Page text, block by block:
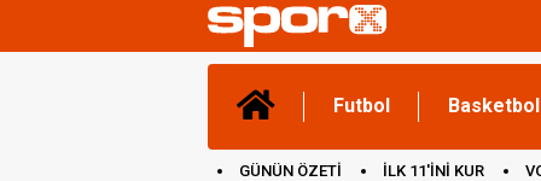
Futbol Basketbol
GÜNÜN ÖZETİ İLK 11'İNİ KUR